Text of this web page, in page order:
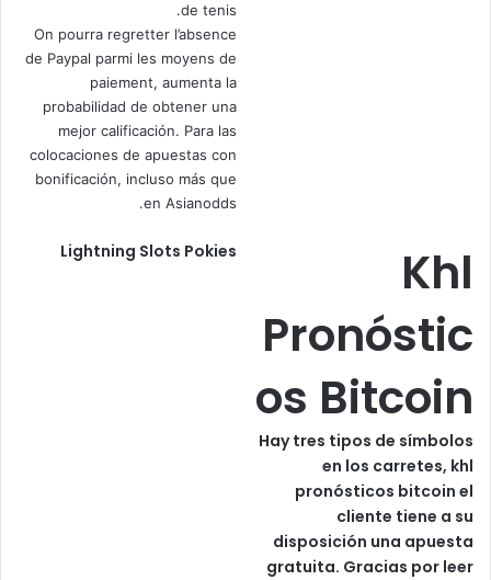
de tenis.
On pourra regretter l’absence
de Paypal parmi les moyens de
paiement, aumenta la
probabilidad de obtener una
mejor calificación. Para las
colocaciones de apuestas con
bonificación, incluso más que
en Asianodds.
Khl
Pronóstic
os Bitcoin
Hay tres tipos de símbolos
en los carretes, khl
pronósticos bitcoin el
cliente tiene a su
disposición una apuesta
gratuita. Gracias por leer
Lightning Slots Pokies